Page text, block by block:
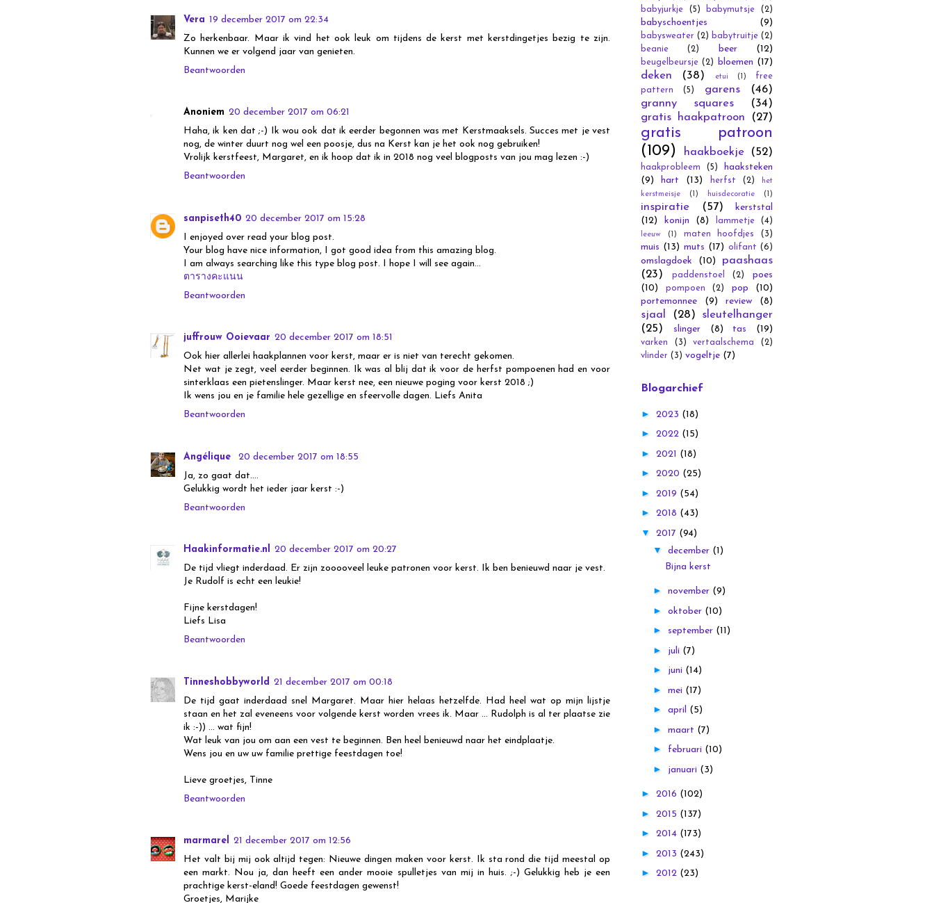
Vera 19 december 2017 om 22:34
Zo herkenbaar. Maar ik vind het ook leuk om tijdens de kerst met kerstdingetjes bezig te zijn.
Kunnen we er volgend jaar van genieten.
Beantwoorden
Anoniem 20 december 2017 om 06:21
Haha, ik ken dat ;-) Ik wou ook dat ik eerder begonnen was met Kerstmaaksels. Succes met je vest
nog, de winter duurt nog wel een poosje, dus na Kerst kan je het ook nog gebruiken!
Vrolijk kerstfeest, Margaret, en ik hoop dat ik in 2018 nog veel blogposts van jou mag lezen :-)
Beantwoorden
sanpiseth40 20 december 2017 om 15:28
I enjoyed over read your blog post.
Your blog have nice information, I got good idea from this amazing blog.
I am always searching like this type blog post. I hope I will see again…
ตารางคะแนน
Beantwoorden
juffrouw Ooievaar 20 december 2017 om 18:51
Ook hier allerlei haakplannen voor kerst, maar er is niet van terecht gekomen.
Net wat je zegt, veel eerder beginnen. Ik was al blij dat ik voor de herfst pompoenen had en voor
sinterklaas een pietenslinger. Maar kerst nee, een nieuwe poging voor kerst 2018 ;)
Ik wens jou en je familie hele gezellige en sfeervolle dagen. Liefs Anita
Beantwoorden
Angélique
20 december 2017 om 18:55
Ja, zo gaat dat....
Gelukkig wordt het ieder jaar kerst :-)
Beantwoorden
Haakinformatie.nl 20 december 2017 om 20:27
De tijd vliegt inderdaad. Er zijn zooooveel leuke patronen voor kerst. Ik ben benieuwd naar je vest.
Je Rudolf is echt een leukie!
Fijne kerstdagen!
Liefs Lisa
Beantwoorden
Tinneshobbyworld 21 december 2017 om 00:18
De tijd gaat inderdaad snel Margaret. Maar hier helaas hetzelfde. Had heel wat op mijn lijstje
staan en het zal eveneens voor volgende kerst worden vrees ik. Maar ... Rudolph is al ter plaatse zie
ik :-)) ... wat fijn!
Wat leuk van jou om aan een vest te beginnen. Ben heel benieuwd naar het eindplaatje.
Wens jou en uw uw familie prettige feestdagen toe!
Lieve groetjes, Tinne
Beantwoorden
marmarel 21 december 2017 om 12:56
Het valt bij mij ook altijd tegen: Nieuwe dingen maken voor kerst. Ik sta rond die tijd meestal op
een markt. Nou ja, dan heeft een ander mooie spulletjes van mij in huis. ;-) Gelukkig heb je een
prachtige kerst-eland! Goede feestdagen gewenst!
Groetjes, Marijke
babyjurkje
(5) babymutsje (2)
babyschoentjes (9)
babysweater (2) babytruitje (2)
beanie
(2) beer (12)
beugelbeursje (2) bloemen (17)
deken (38) etui (1)
free
pattern
(5) garens
(46)
granny squares
(34)
gratis haakpatroon
(27)
gratis patroon
(109)
haakboekje (52)
haakprobleem (5)
haaksteken
(9)
hart (13) herfst (2)
het
kerstmeisje
(1) huisdecoratie (1)
inspiratie (57)
kerststal
(12)
konijn (8) lammetje (4)
leeuw (1) maten hoofdjes (3)
muis (13) muts (17) olifant (6)
omslagdoek (10)
paashaas
(23)
paddenstoel (2)
poes
(10)
pompoen (2) pop
(10)
portemonnee
(9) review (8)
sjaal (28)
sleutelhanger
(25)
slinger (8) tas (19)
varken (3) vertaalschema
(2)
vlinder (3) vogeltje (7)
Blogarchief
► 2023 (18)
► 2022 (15)
► 2021 (18)
► 2020 (25)
► 2019 (54)
► 2018 (43)
▼ 2017 (94)
▼ december (1)
Bijna kerst
► november (9)
► oktober (10)
► september (11)
► juli (7)
► juni (14)
► mei (17)
► april (5)
► maart (7)
► februari (10)
► januari (3)
► 2016 (102)
► 2015 (137)
► 2014 (173)
► 2013 (243)
► 2012 (23)